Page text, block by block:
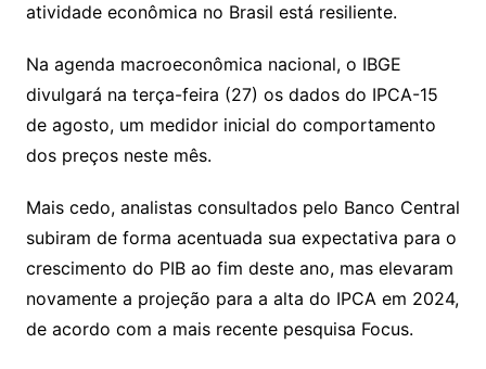
atividade econômica no Brasil está resiliente.
Na agenda macroeconômica nacional, o IBGE
divulgará na terça-feira (27) os dados do IPCA-15
de agosto, um medidor inicial do comportamento
dos preços neste mês.
Mais cedo, analistas consultados pelo Banco Central
subiram de forma acentuada sua expectativa para o
crescimento do PIB ao fim deste ano, mas elevaram
novamente a projeção para a alta do IPCA em 2024,
de acordo com a mais recente pesquisa Focus.